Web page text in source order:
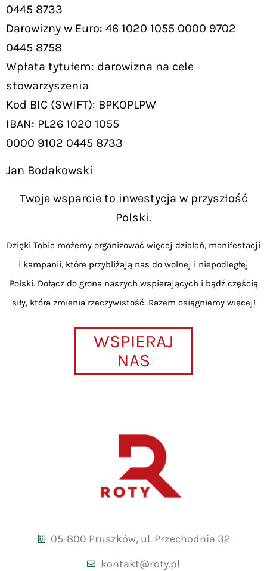
0445 8733
Darowizny w Euro: 46 1020 1055 0000 9702
0445 8758
Wpłata tytułem: darowizna na cele
stowarzyszenia
Kod BIC (SWIFT): BPKOPLPW
IBAN: PL26 1020 1055
0000 9102 0445 8733
Jan Bodakowski
Twoje wsparcie to inwestycja w przyszłość
Polski.
Dzięki Tobie możemy organizować więcej działań, manifestacji
i kampanii, które przybliżają nas do wolnej i niepodległej
Polski. Dołącz do grona naszych wspierających i bądź częścią
siły, która zmienia rzeczywistość. Razem osiągniemy więcej!
WSPIERAJ
NAS
05-800 Pruszków, ul. Przechodnia 32
kontakt@roty.pl